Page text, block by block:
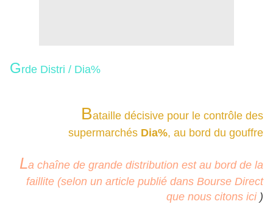
Grde Distri / Dia%
Bataille décisive pour le contrôle des
supermarchés Dia%, au bord du gouffre
La chaîne de grande distribution est au bord de la
faillite (selon un article publié dans Bourse Direct
que nous citons ici)